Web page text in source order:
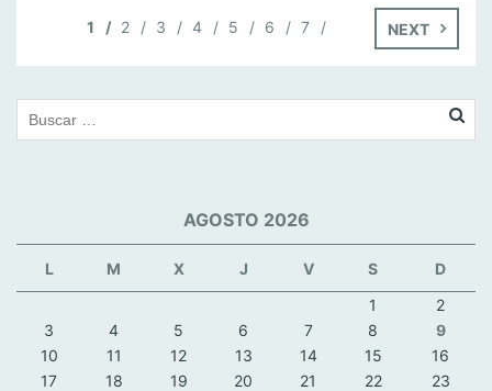
1
2 3 4 5 6 7 NEXT
AGOSTO 2026
L M X J V S
D
1
2
3
4 5 6 7 8
9
10
11 12 13 14 15
16
17
18 19 20 21 22
23